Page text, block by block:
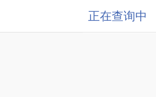
正在查询中